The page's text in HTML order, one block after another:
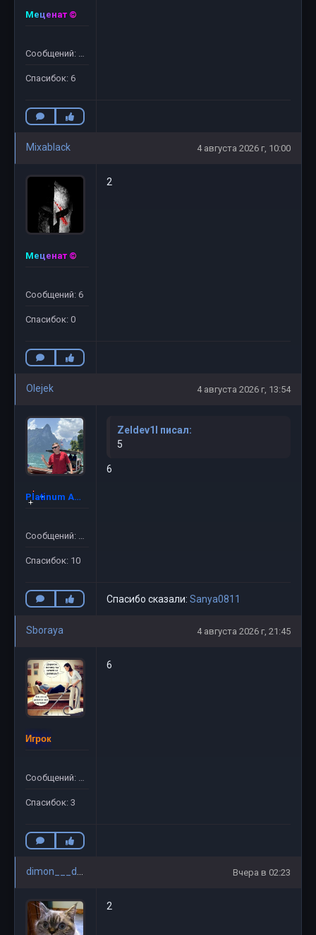
Меценат ©
Сообщений: 27
Спасибок: 6
Mixablack 4 августа 2026 г, 10:00
Меценат ©
Сообщений: 6
Спасибок: 0
2
Olejek 4 августа 2026 г, 13:54
Platinum Admin ©
Сообщений: 47
Спасибок: 10
Zeldev1l писал:
5
6
Спасибо сказали: Sanya0811
Sboraya 4 августа 2026 г, 21:45
Игрок
Сообщений: 20
Спасибок: 3
6
Вчера в 02:23
2